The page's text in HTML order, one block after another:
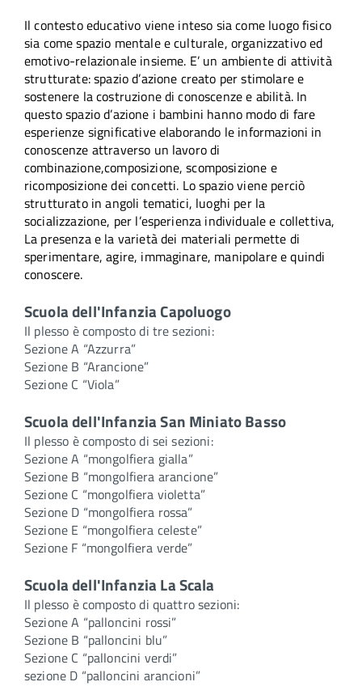
Il contesto educativo viene inteso sia come luogo fisico
sia come spazio mentale e culturale, organizzativo ed
emotivo-relazionale insieme. E’ un ambiente di attività
strutturate: spazio d’azione creato per stimolare e
sostenere la costruzione di conoscenze e abilità. In
questo spazio d’azione i bambini hanno modo di fare
esperienze significative elaborando le informazioni in
conoscenze attraverso un lavoro di
combinazione,composizione, scomposizione e
ricomposizione dei concetti. Lo spazio viene perciò
strutturato in angoli tematici, luoghi per la
socializzazione, per l’esperienza individuale e collettiva,
La presenza e la varietà dei materiali permette di
sperimentare, agire, immaginare, manipolare e quindi
conoscere.
Scuola dell'Infanzia Capoluogo
Il plesso è composto di tre sezioni:
Sezione A “Azzurra”
Sezione B “Arancione”
Sezione C “Viola”
Scuola dell'InfanziaSan Miniato Basso
Il plesso è composto di sei sezioni:
Sezione A “mongolfiera gialla”
Sezione B “mongolfiera arancione”
Sezione C “mongolfiera violetta”
Sezione D “mongolfiera rossa”
Sezione E “mongolfiera celeste”
Sezione F “mongolfiera verde”
Scuola dell'Infanzia La Scala
Il plesso è composto di quattro sezioni:
Sezione A “palloncini rossi”
Sezione B “palloncini blu”
Sezione C “palloncini verdi”
sezione D “palloncini arancioni”